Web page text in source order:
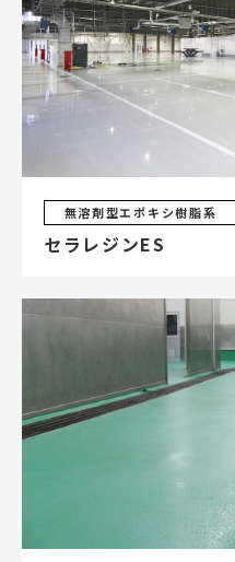
無溶剤型エポキシ樹脂系
セラレジンES